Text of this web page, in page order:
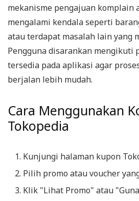
mekanisme pengajuan komplain
mengalami kendala seperti
atau terdapat masalah lain yang
Pengguna disarankan mengikuti
tersedia pada aplikasi agar
berjalan lebih mudah.
Cara Menggunakan
Tokopedia
Kunjungi halaman kupon
Pilih promo atau voucher
Klik "Lihat Promo" atau